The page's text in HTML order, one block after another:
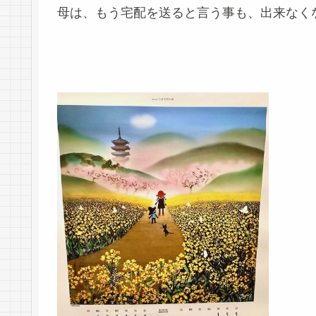
母は、もう宅配を送ると言う事も、出来なく